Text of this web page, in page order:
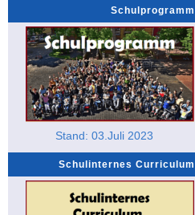
Schulprogramm
Stand: 03.Juli 2023
Schulinternes Curriculum